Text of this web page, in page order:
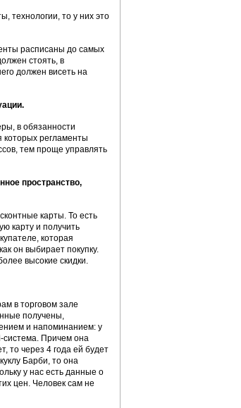
технологии, то у них это
расписаны до самых
стоять, в
должен висеть на
в обязанности
которых регламенты
тем проще управлять
пространство,
карты. То есть
карту и получить
которая
он выбирает покупку.
высокие скидки.
в торговом зале
получены,
и напоминанием: у
система. Причем она
то через 4 года ей будет
Барби, то она
у нас есть данные о
цен. Человек сам не